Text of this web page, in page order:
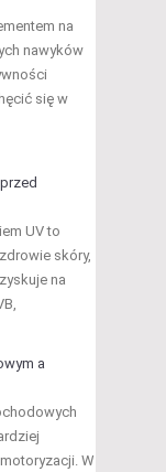
na
nawyków
się w
UV to
skóry,
na
a
W